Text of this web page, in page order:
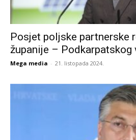
Posjet poljske partnerske
županije – Podkarpatskog
Mega media - 21. listopada 2024.